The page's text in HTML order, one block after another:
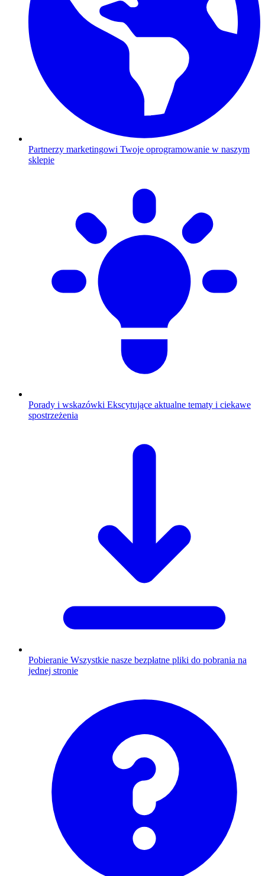
Partnerzy marketingowi Twoje oprogramowanie w naszym
sklepie
Porady i wskazówki Ekscytujące aktualne tematy i ciekawe
spostrzeżenia
Pobieranie Wszystkie nasze bezpłatne pliki do pobrania na
jednej stronie